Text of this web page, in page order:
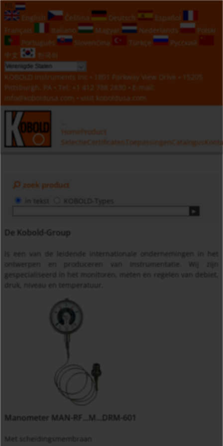
NL
English
Čeština Deutsch
Español
Français
Italiano Magyar Nederlands
Polski
Português
Slovenčina Türkçe
Русский
中文
한국의
KOBOLD Instruments Inc • 1801 Parkway View Drive • 15205
Pittsburgh, PA • Tel:
+1 412 788 2830 • E-mail:
info@koboldusa.com • visit koboldusa.com
HomeProduct
SelectieCertificaten Toepassingen Catalogus
zoek product
in tekst KOBOLD-Types
De Kobold-Group
is een van de leidende internationale ondernemingen in het
ontwerpen en produceren van Instrumentatie. Wij zijn
gespecialiseerd in het monitoren, meten en regelen van debiet,
druk, niveau en temperatuur.
Manometer MAN-RF...M...DRM-601
Met scheidingsmembraan